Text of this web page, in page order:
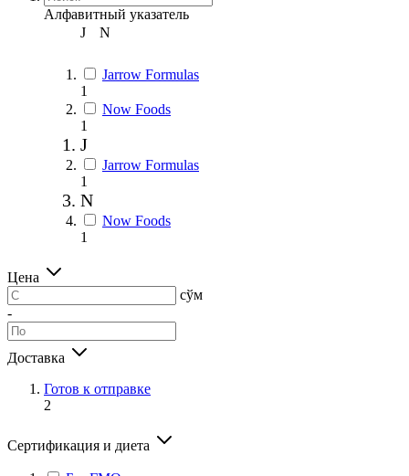
Алфавитный указатель
J
N
Jarrow Formulas
1
Now Foods
1
J
Jarrow Formulas
1
N
Now Foods
1
Цена
сўм
-
Доставка
Готов к отправке
2
Сертификация и диета